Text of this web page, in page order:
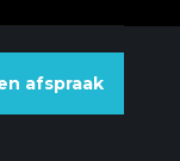
afspraak